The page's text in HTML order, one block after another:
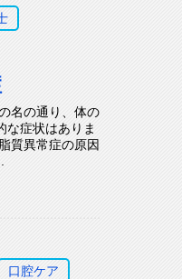
名の通り、体の
な症状はありま
質異常症の原因
口腔ケア